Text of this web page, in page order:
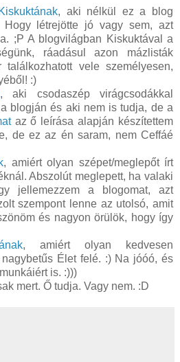
Kiskuktának, aki nélkül ez a blog
létrejötte jó vagy sem, azt
;P A blogvilágban Kiskuktával a
ráadásul azon mázlisták
vele személyesen,
:)
, aki csodaszép virágcsodákkal
blogján és aki nem is tudja, de a
az ő leírása alapján készítettem
de ez az én saram, nem Ceffáé
, amiért olyan szépet/meglepőt írt
Abszolút meglepett, ha valaki
jellemezzem a blogomat, azt
szempont lenne az utolsó, amit
és nagyon örülök, hogy így
, amiért olyan kedvesen
Élet felé. :) Na jóóó, és
is. :)))
mert. Ő tudja. Vagy nem. :D